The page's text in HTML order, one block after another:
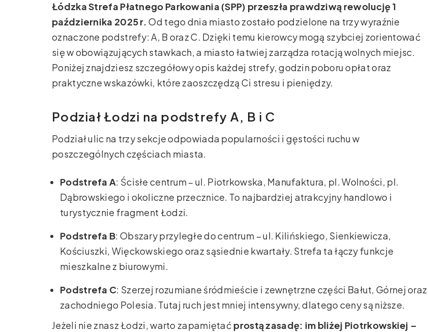
Łódzka Strefa Płatnego Parkowania (SPP) przeszła prawdziwą rewolucję 1
października 2025 r. Od tego dnia miasto zostało podzielone na trzy wyraźnie
oznaczone podstrefy: A, B oraz C. Dzięki temu kierowcy mogą szybciej zorientować
się w obowiązujących stawkach, a miasto łatwiej zarządza rotacją wolnych miejsc.
Poniżej znajdziesz szczegółowy opis każdej strefy, godzin poboru opłat oraz
praktyczne wskazówki, które zaoszczędzą Ci stresu i pieniędzy.
Podział Łodzi na podstrefy A, B i C
Podział ulic na trzy sekcje odpowiada popularności i gęstości ruchu w
poszczególnych częściach miasta.
Podstrefa A: Ścisłe centrum – ul. Piotrkowska, Manufaktura, pl. Wolności, pl.
Dąbrowskiego i okoliczne przecznice. To najbardziej atrakcyjny handlowo i
turystycznie fragment Łodzi.
Podstrefa B: Obszary przyległe do centrum – ul. Kilińskiego, Sienkiewicza,
Kościuszki, Więckowskiego oraz sąsiednie kwartały. Strefa ta łączy funkcje
mieszkalne z biurowymi.
Podstrefa C: Szerzej rozumiane śródmieście i zewnętrzne części Bałut, Górnej oraz
zachodniego Polesia. Tutaj ruch jest mniej intensywny, dlatego ceny są niższe.
Jeżeli nie znasz Łodzi, warto zapamiętać prostą zasadę: im bliżej Piotrkowskiej –